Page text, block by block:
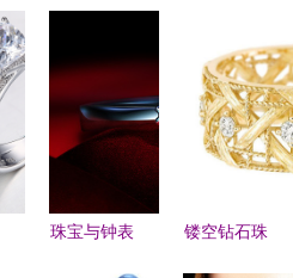
珠宝与钟表
镂空钻石珠